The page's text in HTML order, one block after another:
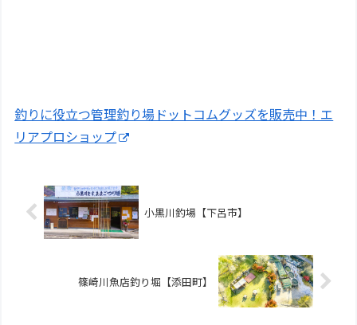
釣りに役立つ管理釣り場ドットコムグッズを販売中！エ
リアプロショップ
小黒川釣場【下呂市】
篠崎川魚店釣り堀【添田町】